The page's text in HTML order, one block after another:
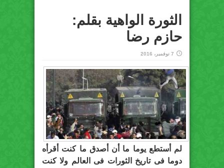
الثورة الواهية بقلم:
حازم رضا
7 نوفمبر، 2016
لم أستطع يوما ما أن أصدق ما كنت أقرأه
دوما فى تاريخ الثورات فى العالم ولا كنت